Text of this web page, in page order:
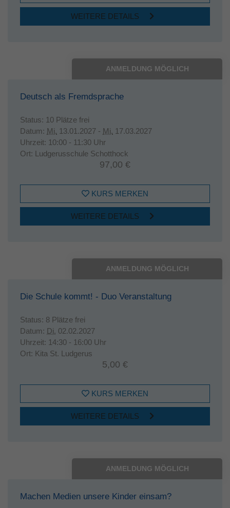
WEITERE DETAILS
ANMELDUNG MÖGLICH
Deutsch als Fremdsprache
Status: 10 Plätze frei
Datum: Mi. 13.01.2027 - Mi. 17.03.2027
Uhrzeit: 10:00 - 11:30 Uhr
Ort: Ludgerusschule Schotthock
97,00 €
KURS MERKEN
WEITERE DETAILS
ANMELDUNG MÖGLICH
Die Schule kommt! - Duo Veranstaltung
Status: 8 Plätze frei
Datum: Di. 02.02.2027
Uhrzeit: 14:30 - 16:00 Uhr
Ort: Kita St. Ludgerus
5,00 €
KURS MERKEN
WEITERE DETAILS
ANMELDUNG MÖGLICH
Machen Medien unsere Kinder einsam?